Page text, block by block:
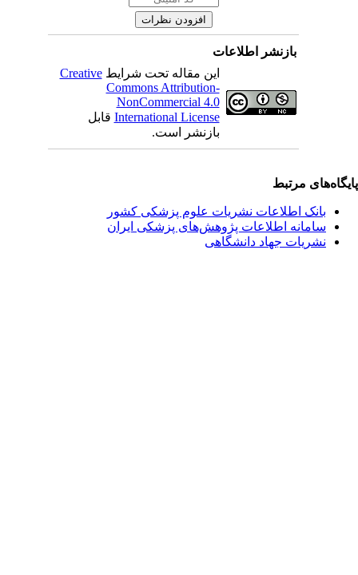
بازنشر اطلاعات
این مقاله تحت شرایطCreative
Commons Attribution-
NonCommercial 4.0
International Licenseقابل
بازنشر است.
مرتبط
بانک اطلاعات نشریات علوم پزشکی کشور
سامانه اطلاعات پژوهش‌های پزشکی ایران
نشریات جهاد دانشگاهی